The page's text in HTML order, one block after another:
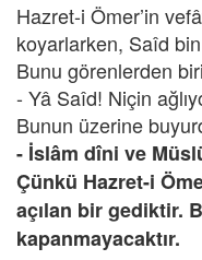
Hazret-i Ömer’in
koyarlarken, Saîd
Bunu görenlerden
- Yâ Saîd! Niçin
Bunun üzerine
- İslâm dîni ve
Çünkü Hazret-i
açılan bir gediktir.
kapanmayacaktır.